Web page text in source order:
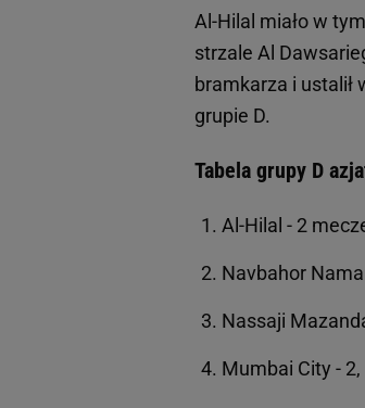
Al-Hilal miało w
strzale Al
bramkarza i ustalił
grupie D.
Tabela grupy D
Al-Hilal - 2
Navbahor
Nassaji
Mumbai City -